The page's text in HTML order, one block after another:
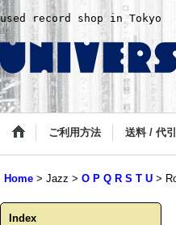
used record shop in Tokyo
ご利用方法 送料 / 代
Home > Jazz > O P Q R S T U >
Index